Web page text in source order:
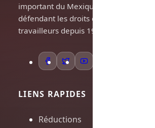
important du Mexique,
défendant les droits des
travailleurs depuis 1948.
LIENS RAPIDES
Réductions